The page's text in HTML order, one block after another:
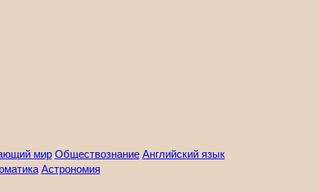
мир Обществознание Английский язык
Астрономия